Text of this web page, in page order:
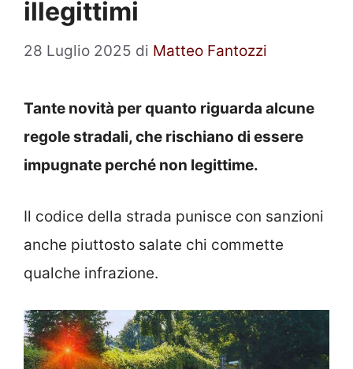
illegittimi
28 Luglio 2025 di Matteo Fantozzi
Tante novità per quanto riguarda alcune
regole stradali, che rischiano di essere
impugnate perché non legittime.
Il codice della strada punisce con sanzioni
anche piuttosto salate chi commette
qualche infrazione.